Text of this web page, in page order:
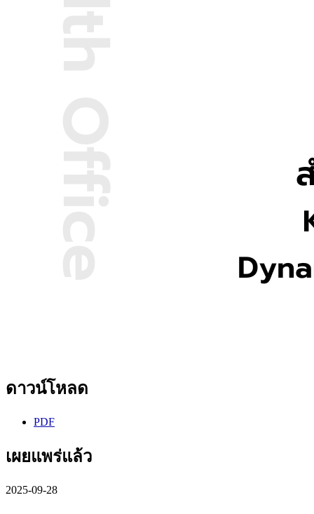
ดาวน์โหลด
PDF
เผยแพร่แล้ว
2025-09-28